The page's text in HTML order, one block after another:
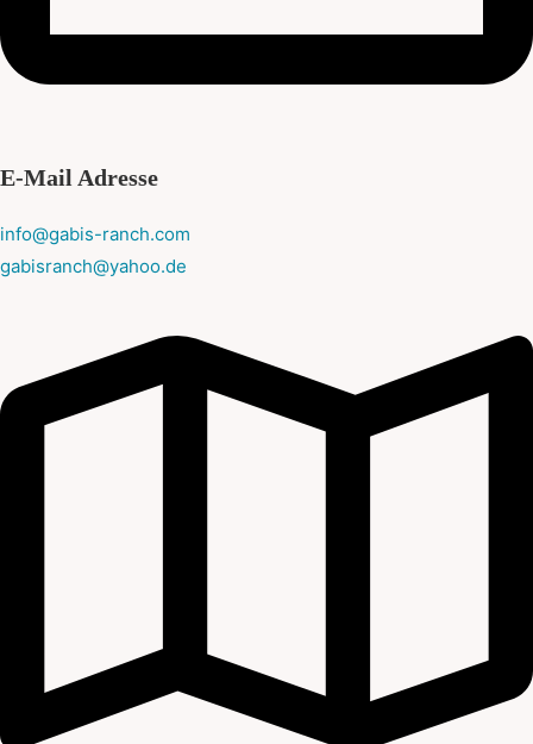
E-Mail Adresse
info@gabis-ranch.com
gabisranch@yahoo.de